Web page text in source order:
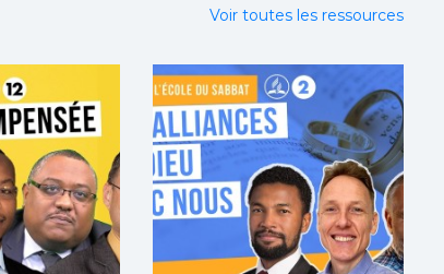
Voir toutes les ressources